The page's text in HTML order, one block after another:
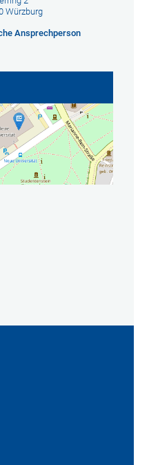
Würzburg
Ansprechperson